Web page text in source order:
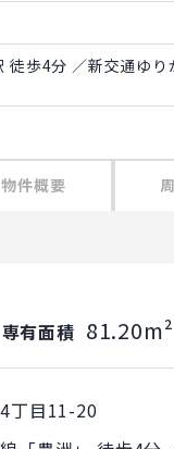
歩4分 ／新交通ゆり
物件概要
専有面積 81.20m²
丁目11-20